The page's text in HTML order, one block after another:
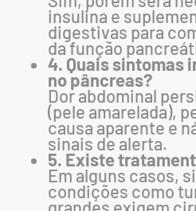
insulina e
digestivas para
da função
4. Quais sintomas
no pâncreas?
Dor abdominal
(pele amarelada),
causa aparente e
sinais de alerta.
5. Existe
Em alguns casos,
condições como